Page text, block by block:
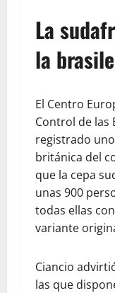
La
la
El Centro
Control de las
registrado
británica del
que la cepa
unas 900
todas ellas
variante
Ciancio
las que